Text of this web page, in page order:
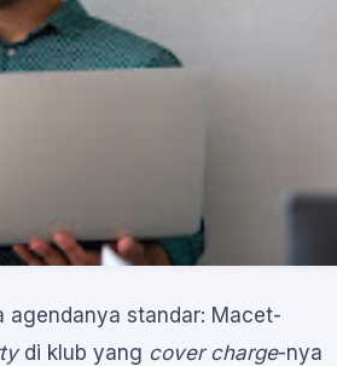
agendanya standar: Macet-
di klub yang cover charge-nya